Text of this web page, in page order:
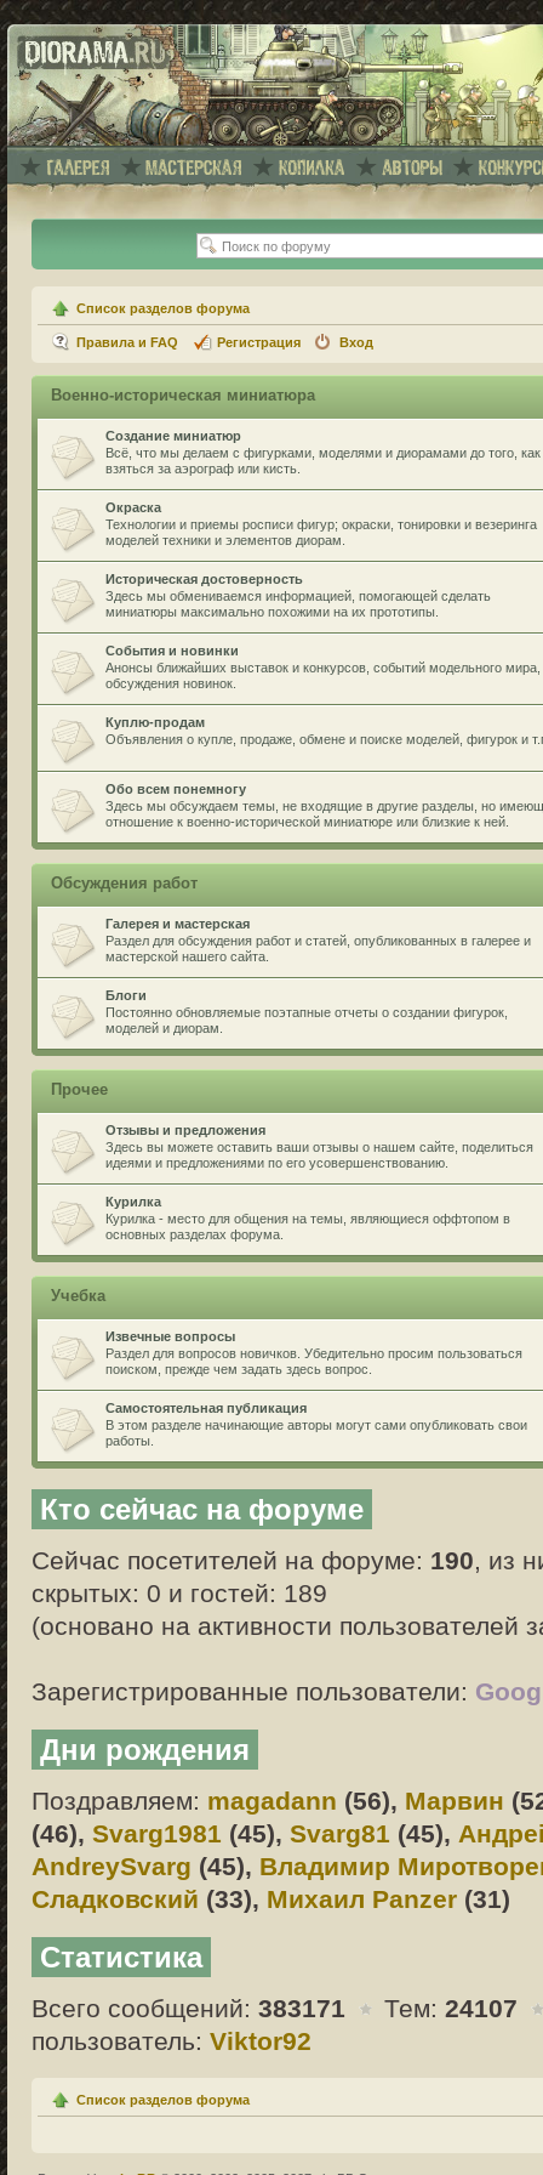
Список разделов форума
Правила и FAQ Регистрация Вход
Военно-историческая миниатюра
Создание миниатюр
Всё, что мы делаем с фигурками, моделями и диорамами до того, как
взяться за аэрограф или кисть.
Окраска
Технологии и приемы росписи фигур; окраски, тонировки и везеринга
моделей техники и элементов диорам.
Историческая достоверность
Здесь мы обмениваемся информацией, помогающей сделать
миниатюры максимально похожими на их прототипы.
События и новинки
Анонсы ближайших выставок и конкурсов, событий модельного мира,
обсуждения новинок.
Куплю-продам
Объявления о купле, продаже, обмене и поиске моделей, фигурок и
Обо всем понемногу
Здесь мы обсуждаем темы, не входящие в другие разделы, но
отношение к военно-исторической миниатюре или близкие к ней.
Обсуждения работ
Галерея и мастерская
Раздел для обсуждения работ и статей, опубликованных в галерее и
мастерской нашего сайта.
Блоги
Постоянно обновляемые поэтапные отчеты о создании фигурок,
моделей и диорам.
Прочее
Отзывы и предложения
Здесь вы можете оставить ваши отзывы о нашем сайте, поделиться
идеями и предложениями по его усовершенствованию.
Курилка
Курилка - место для общения на темы, являющиеся оффтопом в
основных разделах форума.
Учебка
Извечные вопросы
Раздел для вопросов новичков. Убедительно просим пользоваться
поиском, прежде чем задать здесь вопрос.
Самостоятельная публикация
В этом разделе начинающие авторы могут сами опубликовать свои
работы.
Кто сейчас на форуме
Сейчас посетителей на форуме: 190, из
скрытых: 0 и гостей: 189
(основано на активности пользователей
Зарегистрированные пользователи:
Дни рождения
Поздравляем: magadann (56), Марвин
(46), Svarg1981 (45), Svarg81 (45),
AndreySvarg (45), Владимир
Сладковский (33), Михаил Panzer (31)
Статистика
Всего сообщений: 383171 Тем: 24107
пользователь: Viktor92
Список разделов форума